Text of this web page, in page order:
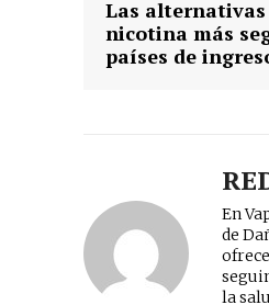
Las alternativas
nicotina más
países de
En
de
la